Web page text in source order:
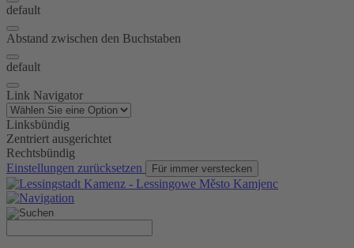
default
Abstand zwischen den Buchstaben
default
Link Navigator
Linksbündig
Zentriert ausgerichtet
Rechtsbündig
Einstellungen zurücksetzen
Für immer verstecken